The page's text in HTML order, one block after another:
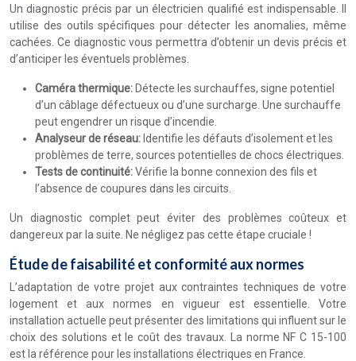
Un diagnostic précis par un électricien qualifié est indispensable. Il
utilise des outils spécifiques pour détecter les anomalies, même
cachées. Ce diagnostic vous permettra d’obtenir un devis précis et
d’anticiper les éventuels problèmes.
Caméra thermique: Détecte les surchauffes, signe potentiel
d’un câblage défectueux ou d’une surcharge. Une surchauffe
peut engendrer un risque d’incendie.
Analyseur de réseau: Identifie les défauts d’isolement et les
problèmes de terre, sources potentielles de chocs électriques.
Tests de continuité:Vérifie la bonne connexion des fils et
l’absence de coupures dans les circuits.
Un diagnostic complet peut éviter des problèmes coûteux et
dangereux par la suite. Ne négligez pas cette étape cruciale !
Étude de faisabilité et conformité aux normes
L’adaptation de votre projet aux contraintes techniques de votre
logement et aux normes en vigueur est essentielle. Votre
installation actuelle peut présenter des limitations qui influent sur le
choix des solutions et le coût des travaux. La norme NF C 15-100
est la référence pour les installations électriques en France.